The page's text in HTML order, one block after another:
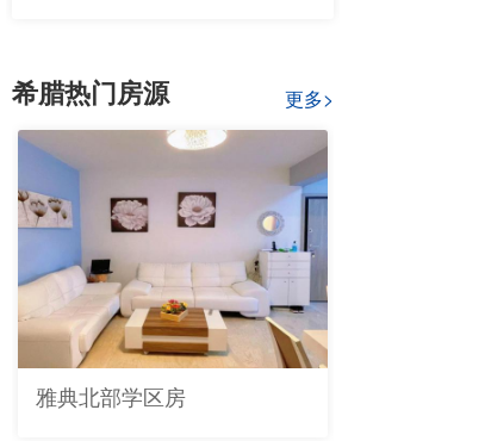
希腊热门房源 更多>
雅典北部学区房